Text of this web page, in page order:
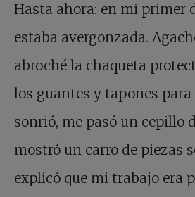
Hasta ahora: en mi primer
estaba avergonzada.
abroché la chaqueta
los guantes y tapones para
sonrió, me pasó un cepillo
mostró un carro de piezas
explicó que mi trabajo era